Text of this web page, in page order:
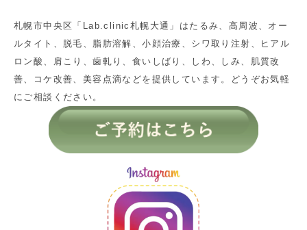
札幌市中央区「Lab.clinic札幌大通」はたるみ、高周波、オー
ルタイト、脱毛、脂肪溶解、小顔治療、シワ取り注射、ヒアル
ロン酸、肩こり、歯軋り、食いしばり、しわ、しみ、肌質改
善、コケ改善、美容点滴などを提供しています。どうぞお気軽
にご相談ください。